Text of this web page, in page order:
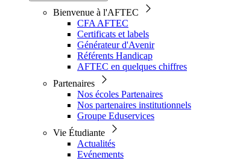
Bienvenue à l'AFTEC
CFA AFTEC
Certificats et labels
Générateur d'Avenir
Référents Handicap
AFTEC en quelques chiffres
Partenaires
Nos écoles Partenaires
Nos partenaires institutionnels
Groupe Eduservices
Vie Étudiante
Actualités
Evénements